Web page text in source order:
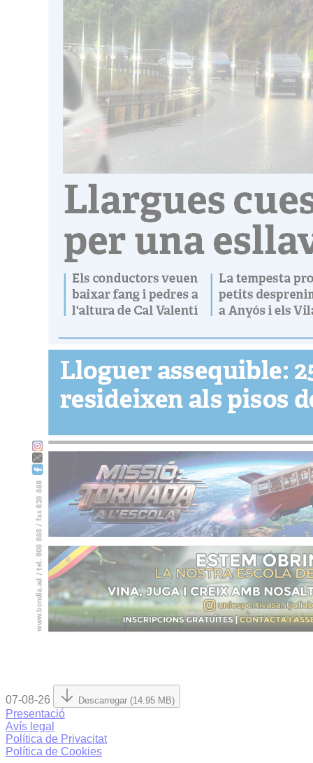
07-08-26 Descarregar (14.95 MB)
Presentació
Avís legal
Política de Privacitat
Política de Cookies